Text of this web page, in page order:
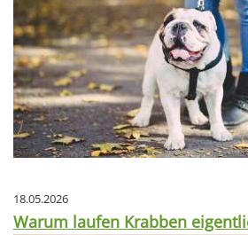
18.05.2026
Warum laufen Krabben